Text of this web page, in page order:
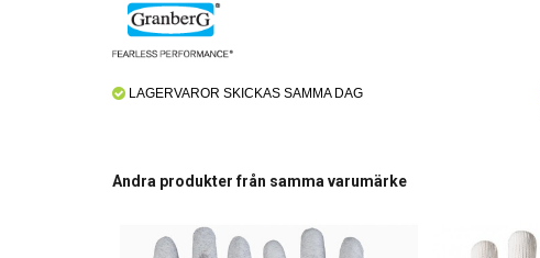
LAGERVAROR SKICKAS SAMMA DAG
Andra produkter från samma varumärke